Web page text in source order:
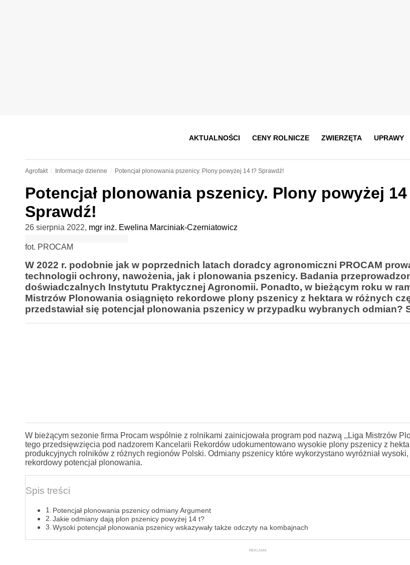
AKTUALNOŚCI CENY ROLNICZE ZWIERZĘTA UPRAWY
Agrofakt Informacje dzienne Potencjał plonowania pszenicy. Plony powyżej 14 t? Sprawdź!
Potencjał plonowania pszenicy. Plony powyżej
Sprawdź!
26 sierpnia 2022, mgr inż. Ewelina Marciniak-Czerniatowicz
fot. PROCAM
W 2022 r. podobnie jak w poprzednich latach doradcy agronomiczni PROCAM
technologii ochrony, nawożenia, jak i plonowania pszenicy. Badania
doświadczalnych Instytutu Praktycznej Agronomii. Ponadto, w bieżącym roku w
Mistrzów Plonowania osiągnięto rekordowe plony pszenicy z hektara w różnych
przedstawiał się potencjał plonowania pszenicy w przypadku wybranych odmian?
W bieżącym sezonie firma Procam wspólnie z rolnikami zainicjowała program pod nazwą ,,Liga Mistrzów
tego przedsięwzięcia pod nadzorem Kancelarii Rekordów udokumentowano wysokie plony pszenicy z
produkcyjnych rolników z różnych regionów Polski. Odmiany pszenicy które wykorzystano wyróżniał
rekordowy potencjał plonowania.
Spis treści
Potencjał plonowania pszenicy odmiany Argument
Jakie odmiany dają plon pszenicy powyżej 14 t?
Wysoki potencjał plonowania pszenicy wskazywały także odczyty na kombajnach
REKLAMA